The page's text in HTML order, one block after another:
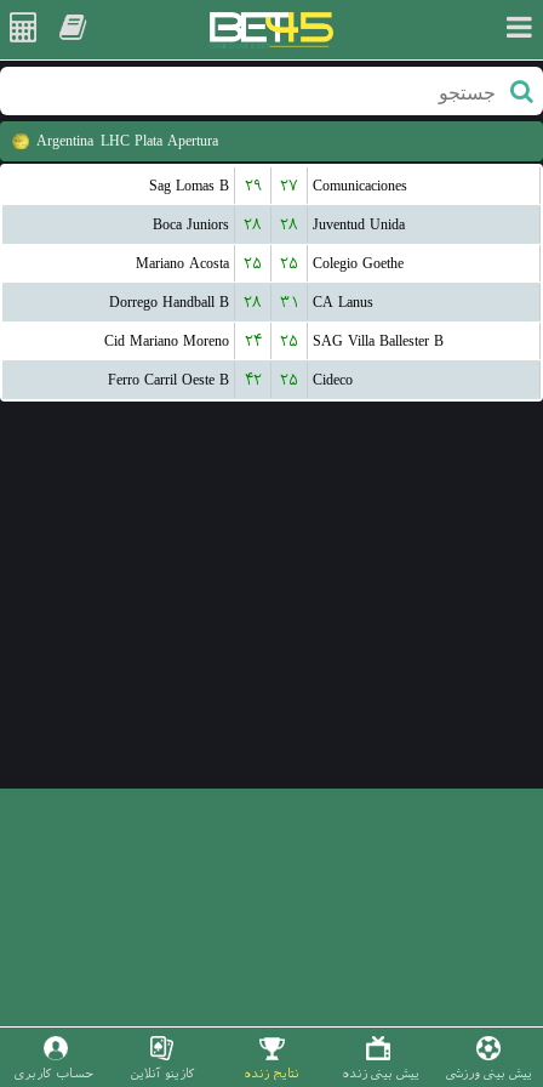
Argentina LHC Plata Apertura
Sag Lomas B ۲۹ ۲۷ Comunicaciones
Boca Juniors ۲۸ ۲۸ Juventud Unida
Mariano Acosta ۲۵ ۲۵ Colegio Goethe
Dorrego Handball B ۲۸ ۳۱ CA Lanus
Cid Mariano Moreno ۲۴ ۲۵ SAG Villa Ballester B
Ferro Carril Oeste B ۴۲ ۲۵ Cideco
پیش بینی ورزشی پیش بینی زنده نتایج زنده کازینو آنلاین حساب کاربری